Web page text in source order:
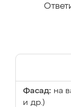
Фасад: на
и др.)